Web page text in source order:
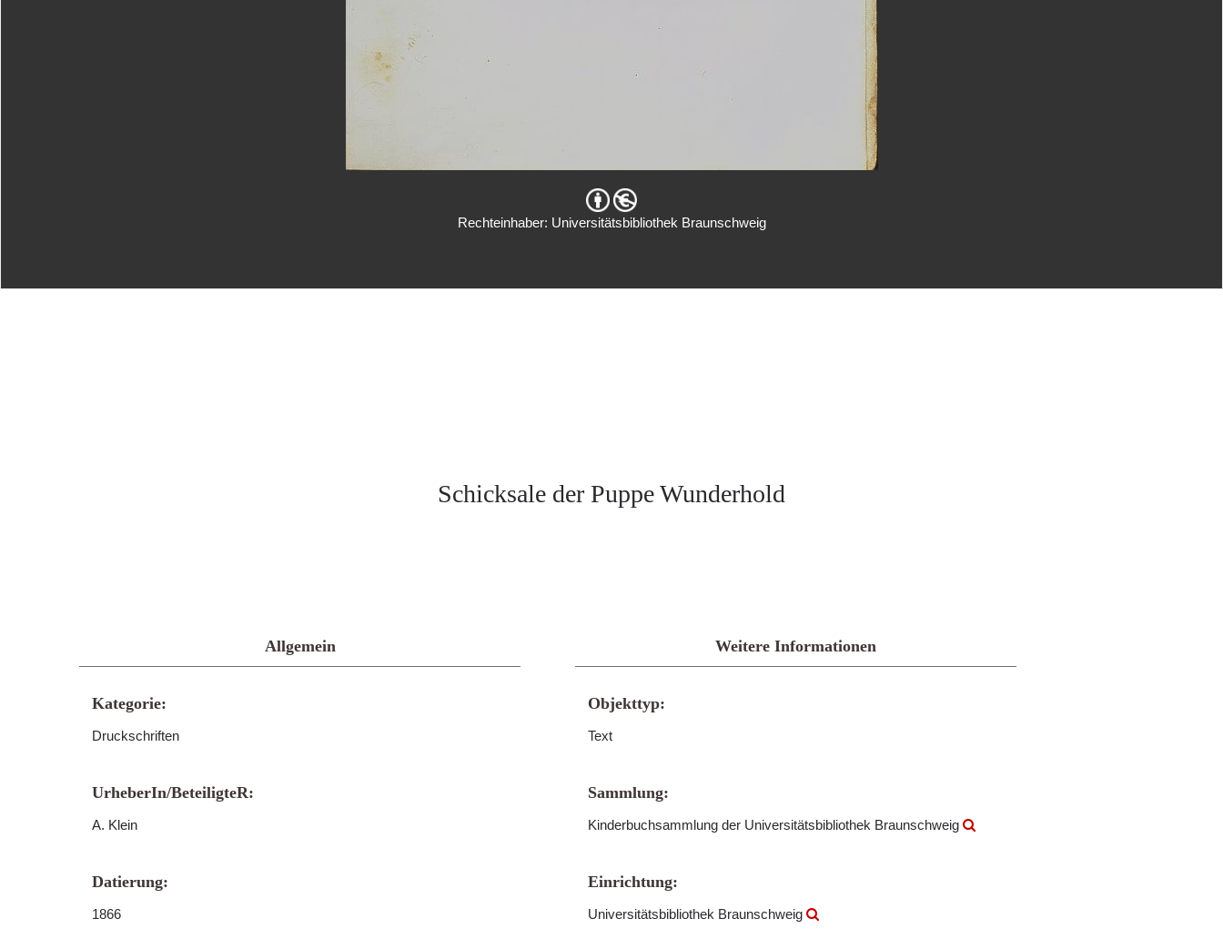
Rechteinhaber: Universitätsbibliothek Braunschweig
Schicksale der Puppe Wunderhold
Allgemein
Kategorie:
Druckschriften
UrheberIn/BeteiligteR:
A. Klein
Datierung:
1866
Weitere Informationen
Objekttyp:
Text
Sammlung:
Kinderbuchsammlung der Universitätsbibliothek Braunschweig
Einrichtung:
Universitätsbibliothek Braunschweig